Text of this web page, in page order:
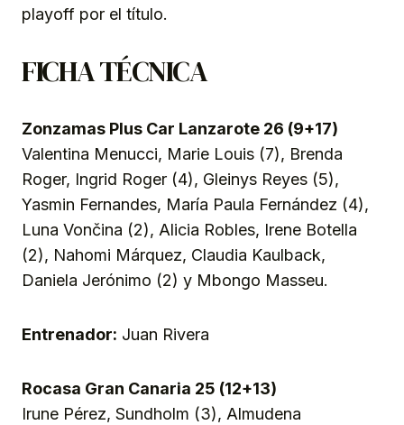
playoff por el título.
FICHA TÉCNICA
Zonzamas Plus Car Lanzarote 26 (9+17)
Valentina Menucci, Marie Louis (7), Brenda
Roger, Ingrid Roger (4), Gleinys Reyes (5),
Yasmin Fernandes, María Paula Fernández (4),
Luna Vončina (2), Alicia Robles, Irene Botella
(2), Nahomi Márquez, Claudia Kaulback,
Daniela Jerónimo (2) y Mbongo Masseu.
Entrenador: Juan Rivera
Rocasa Gran Canaria 25 (12+13)
Irune Pérez, Sundholm (3), Almudena